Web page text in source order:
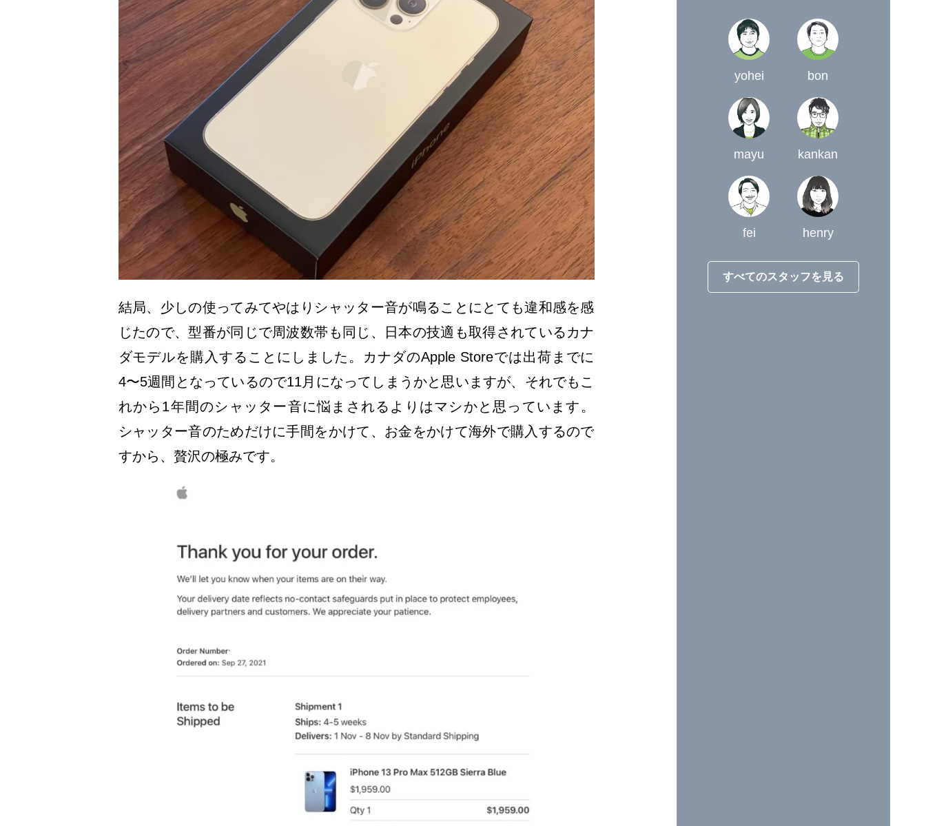
結局、少しの使ってみてやはりシャッター音が鳴ることにとても違和感を感
じたので、型番が同じで周波数帯も同じ、日本の技適も取得されているカナ
ダモデルを購入することにしました。カナダのApple Storeでは出荷までに
4〜5週間となっているので11月になってしまうかと思いますが、それでもこ
れから1年間のシャッター音に悩まされるよりはマシかと思っています。
シャッター音のためだけに手間をかけて、お金をかけて海外で購入するので
すから、贅沢の極みです。
yohei bon
mayu kankan
fei henry
すべてのスタッフを見る